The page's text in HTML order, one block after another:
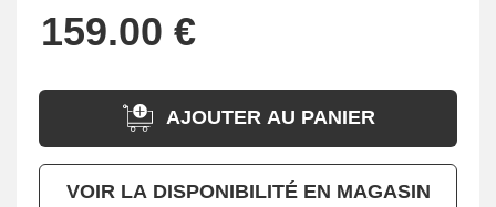
AJOUTER AU PANIER
VOIR LA DISPONIBILITÉ EN MAGASIN